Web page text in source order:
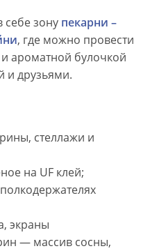
себе зону пекарни –
, где можно провести
ароматной булочкой
и друзьями.
стеллажи и
на UF клей;
экраны
— массив сосны,